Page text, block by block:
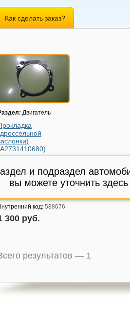
и подраздел
вы можете уточнить здесь
Как сделать заказ?
Двигатель
S-Klass W221 с 2005-
2013г (С)
Артикул: A2731410680
код: 588676
300 руб.
результатов — 1